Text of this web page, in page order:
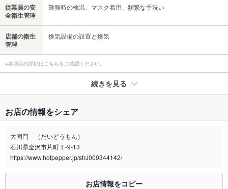
従業員の安
全衛生管理
勤務時の検温、マスク着用、頻繁な手洗い
店舗の衛生
管理
換気設備の設置と換気
※各項目の詳細は こちらをご確認ください。
続きを見る
禁煙・喫煙 全席禁煙
喫煙専用室 なし
※2020年4月1日～受動喫煙対策に関する法律が施行されています。正しい情報はお店へお問い
お店の情報をシェア
大同門 （だいどうもん）
石川県金沢市片町１-9-13
https://www.hotpepper.jp/strJ000344142/
お店情報をコピー